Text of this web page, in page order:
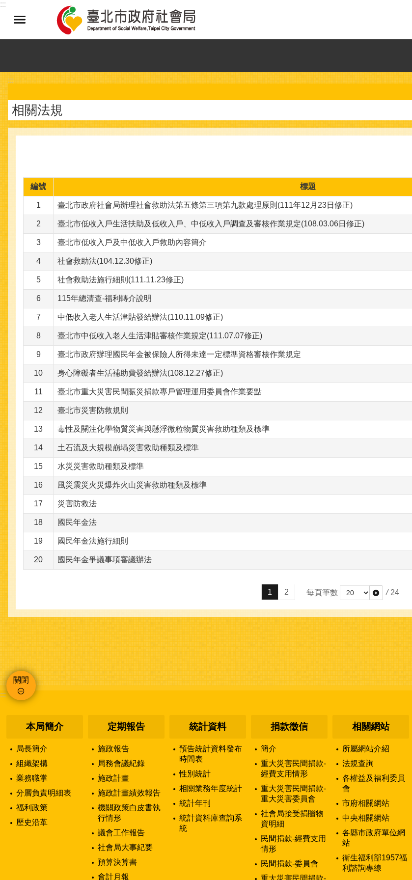
跳到主要內容區塊
:::
:::
相關法規
編號 標題
1 臺北市政府社會局辦理社會救助法第五條第三項第九款處理原則(111年12月23日修正)
2 臺北市低收入戶生活扶助及低收入戶、中低收入戶調查及審核作業規定(108.03.06日修正)
3 臺北市低收入戶及中低收入戶救助內容簡介
4 社會救助法(104.12.30修正)
5 社會救助法施行細則(111.11.23修正)
6 115年總清查-福利轉介說明
7 中低收入老人生活津貼發給辦法(110.11.09修正)
8 臺北市中低收入老人生活津貼審核作業規定(111.07.07修正)
9 臺北市政府辦理國民年金被保險人所得未達一定標準資格審核作業規定
10 身心障礙者生活補助費發給辦法(108.12.27修正)
11 臺北市重大災害民間賑災捐款專戶管理運用委員會作業要點
12 臺北市災害防救規則
13 毒性及關注化學物質災害與懸浮微粒物質災害救助種類及標準
14 土石流及大規模崩塌災害救助種類及標準
15 水災災害救助種類及標準
16 風災震災火災爆炸火山災害救助種類及標準
17 災害防救法
18 國民年金法
19 國民年金法施行細則
20 國民年金爭議事項審議辦法
1 2 每頁筆數 / 24
關閉
:::
本局簡介
局長簡介
組織架構
業務職掌
分層負責明細表
福利政策
歷史沿革
定期報告
施政報告
局務會議紀錄
施政計畫
施政計畫績效報告
機關政策白皮書執
行情形
議會工作報告
社會局大事紀要
預算決算書
會計月報
統計資料
預告統計資料發布
時間表
性別統計
相關業務年度統計
統計年刊
統計資料庫查詢系
統
捐款徵信
簡介
重大災害民間捐款-
經費支用情形
重大災害民間捐款-
重大災害委員會
社會局接受捐贈物
資明細
民間捐款-經費支用
情形
民間捐款-委員會
相關網站
所屬網站介紹
法規查詢
各權益及福利委員
會
市府相關網站
中央相關網站
各縣市政府單位網
站
衛生福利部1957福
利諮詢專線